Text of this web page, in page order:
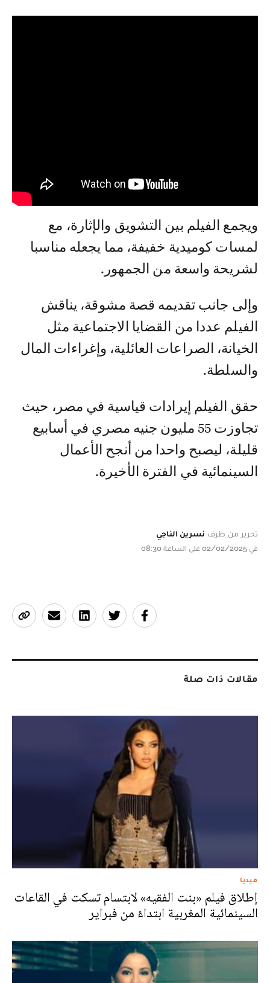
ويجمع الفيلم بين التشويق والإثارة، مع
لمسات كوميدية خفيفة، مما يجعله مناسبا
لشريحة واسعة من الجمهور.
وإلى جانب تقديمه قصة مشوقة، يناقش
الفيلم عددا من القضايا الاجتماعية مثل
الخيانة، الصراعات العائلية، وإغراءات المال
والسلطة.
حقق الفيلم إيرادات قياسية في مصر، حيث
تجاوزت 55 مليون جنيه مصري في أسابيع
قليلة، ليصبح واحدا من أنجح الأعمال
السينمائية في الفترة الأخيرة.
تحرير من طرف نسرين الناجي
في 02/02/2025 على الساعة 08:30
مقالات ذات صلة
ميديا
إطلاق فيلم «بنت الفقيه» لابتسام تسكت في القاعات
السينمائية المغربية ابتداءً من فبراير